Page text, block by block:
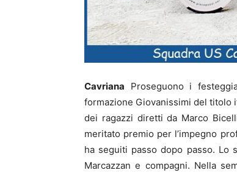
Cavriana Proseguono i
formazione Giovanissimi del titolo
dei ragazzi diretti da Marco
meritato premio per l’impegno
ha seguiti passo dopo passo. Lo
Marcazzan e compagni. Nella